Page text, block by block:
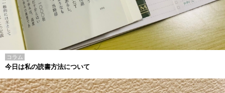
コラム
今日は私の読書方法について